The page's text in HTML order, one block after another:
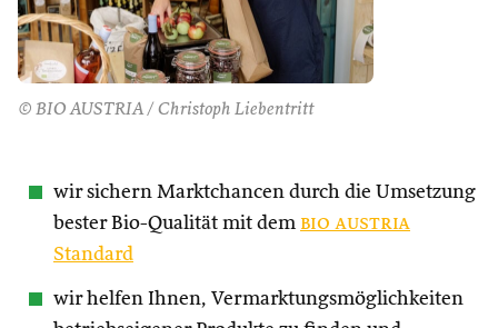
© BIO AUSTRIA / Christoph Liebentritt
wir sichern Marktchancen durch die Umsetzung
bester Bio-Qualität mit dem bio austria
Standard
wir helfen Ihnen, Vermarktungsmöglichkeiten